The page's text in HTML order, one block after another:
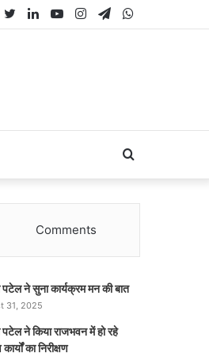
Telegram
Instagram
YouTube
LinkedIn
Twitter
Search
for
Comments
पटेल ने सुना कार्यक्रम मन की बात
31, 2025
पटेल ने किया राजभवन में हो रहे
कार्यों का निरीक्षण